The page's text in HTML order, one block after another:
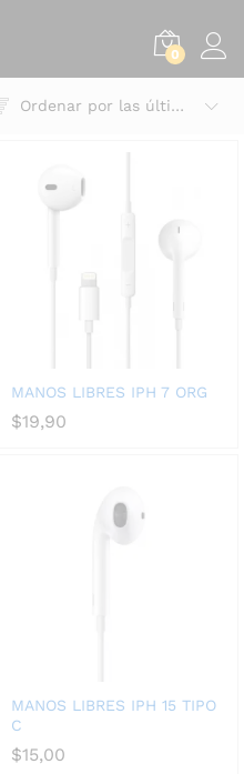
0
Ordenar por las últimas
MANOS LIBRES IPH 7 ORG
$19,90
MANOS LIBRES IPH 15 TIPO
C
$15,00